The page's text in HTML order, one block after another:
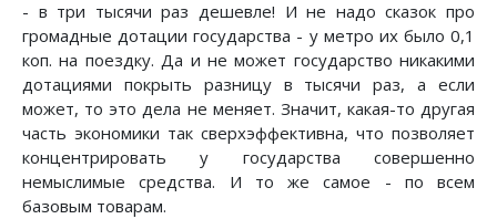
- в три тысячи раз дешевле! И не надо сказок про
громадные дотации государства - у метро их было 0,1
коп. на поездку. Да и не может государство никакими
дотациями покрыть разницу в тысячи раз, а если
может, то это дела не меняет. Значит, какая-то другая
часть экономики так сверхэффективна, что позволяет
концентрировать у государства совершенно
немыслимые средства. И то же самое - по всем
базовым товарам.